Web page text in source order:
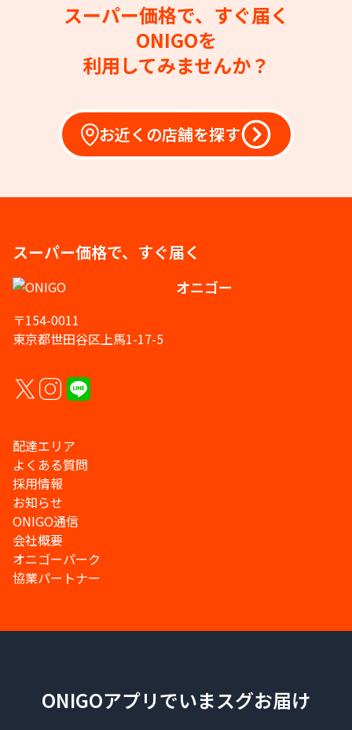
スーパー価格で、すぐ届く
ONIGOを
利用してみませんか？
お近くの店舗を探す
スーパー価格で、すぐ届く
オニゴー
〒154-0011
東京都世田谷区上馬1-17-5
配達エリア
よくある質問
採用情報
お知らせ
ONIGO通信
会社概要
オニゴーパーク
協業パートナー
ONIGOアプリでいまスグお届け